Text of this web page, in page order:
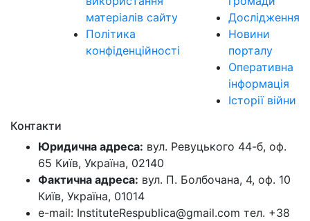
матеріалів сайту
Політика
конфіденційності
Дослідження
Новини
порталу
Оперативна
інформація
Історії війни
Контакти
Юридична адреса: вул. Ревуцького 44-б, оф.
65 Київ, Україна, 02140
Фактична адреса: вул. П. Болбочана, 4, оф. 10
Київ, Україна, 01014
e-mail: InstituteRespublica@gmail.com тел. +38